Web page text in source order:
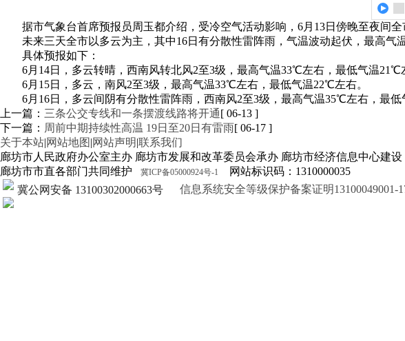
据市气象台首席预报员周玉都介绍，受冷空气活动影响，6月13日傍晚至夜间
未来三天全市以多云为主，其中16日有分散性雷阵雨，气温波动起伏，最高
具体预报如下：
6月14日，多云转晴，西南风转北风2至3级，最高气温33℃左右，最低气温21℃
6月15日，多云，南风2至3级，最高气温33℃左右，最低气温22℃左右。
6月16日，多云间阴有分散性雷阵雨，西南风2至3级，最高气温35℃左右，最低
上一篇： 三条公交专线和一条摆渡线路将开通[ 06-13 ]
下一篇： 周前中期持续性高温 19日至20日有雷雨[ 06-17 ]
关于本站|网站地图 |网站声明|联系我们
廊坊市人民政府办公室主办 廊坊市发展和改革委员会承办 廊坊市经济信息中心建设
廊坊市市直各部门共同维护
冀ICP备05000924号-1
网站标识码：1310000035
冀公网安备 13100302000663号
信息系统安全等级保护备案证明13100049001-